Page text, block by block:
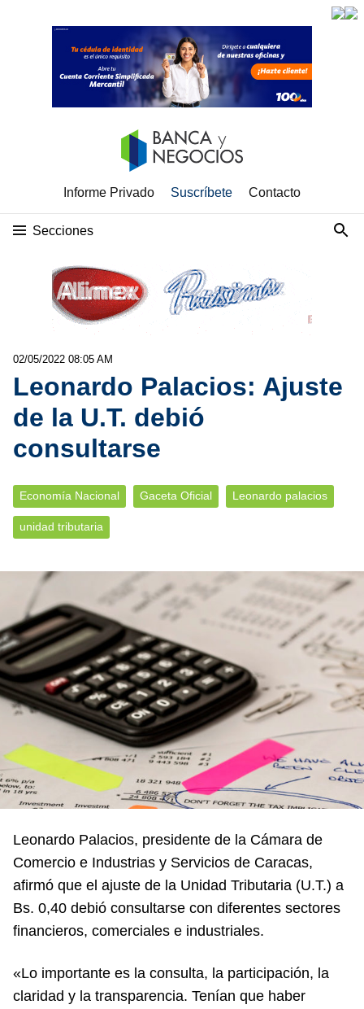
Informe Privado Suscríbete Contacto
Secciones
02/05/2022 08:05 AM
Leonardo Palacios: Ajuste
de la U.T. debió
consultarse
Economía Nacional Gaceta Oficial Leonardo palacios
unidad tributaria
Leonardo Palacios, presidente de la Cámara de
Comercio e Industrias y Servicios de Caracas,
afirmó que el ajuste de la Unidad Tributaria (U.T.) a
Bs. 0,40 debió consultarse con diferentes sectores
financieros, comerciales e industriales.
«Lo importante es la consulta, la participación, la
claridad y la transparencia. Tenían que haber